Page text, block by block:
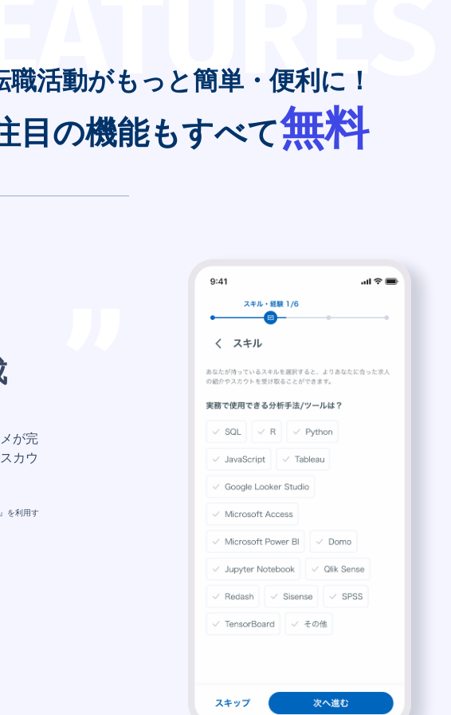
職活動がもっと簡単・便利に！
目の機能もすべて無料
が完
カウ
を利用す